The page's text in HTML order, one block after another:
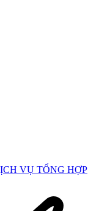
VỤ TỔNG HỢP